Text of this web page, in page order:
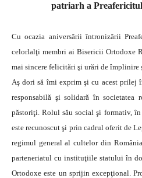
patriarh a
Cu ocazia aniversării întronizării
celorlalţi membri ai Bisericii Ortodoxe
mai sincere felicitări şi urări de împlinire
Aş dori să îmi exprim şi cu acest prilej
responsabilă şi solidară în societatea
păstoriţi. Rolul său social şi formativ,
este recunoscut şi prin cadrul oferit de
regimul general al cultelor din
parteneriatul cu instituţiile statului în
Ortodoxe este un sprijin excepţional.